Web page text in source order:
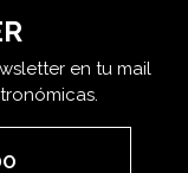
en tu mail